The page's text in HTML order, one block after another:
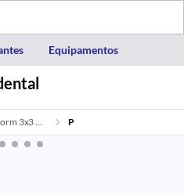
Equipamentos
30 06 304 contencao twistform 3x3 0 65mm morelli P